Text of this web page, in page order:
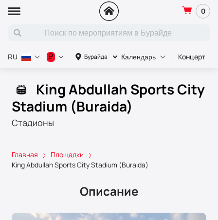
0
Бурайда Календарь Концерт
RU ₽
King Abdullah Sports City
Stadium (Buraida)
Стадионы
Главная
Площадки
King Abdullah Sports City Stadium (Buraida)
Описание